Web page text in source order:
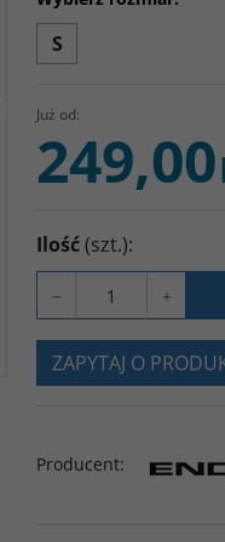
S
Już od:
249,00
Ilość(szt.):
− +
ZAPYTAJ O
Producent: